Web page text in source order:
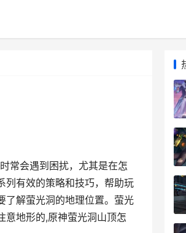
常会遇到困扰，尤其是在怎
列有效的策略和技巧，帮助玩
了解萤光洞的地理位置。萤光
意地形的,原神萤光洞山顶怎